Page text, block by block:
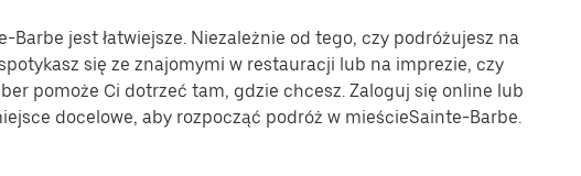
Barbe jest łatwiejsze. Niezależnie od tego, czy podróżujesz na
się ze znajomymi w restauracji lub na imprezie, czy
pomoże Ci dotrzeć tam, gdzie chcesz. Zaloguj się online lub
docelowe, aby rozpocząć podróż w mieścieSainte-Barbe.